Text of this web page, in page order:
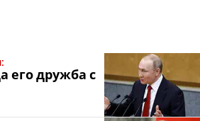
его дружба с